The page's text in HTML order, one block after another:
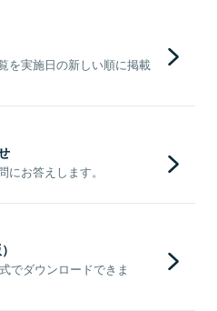
を実施日の新しい順に掲載
お答えします。
でダウンロードできま